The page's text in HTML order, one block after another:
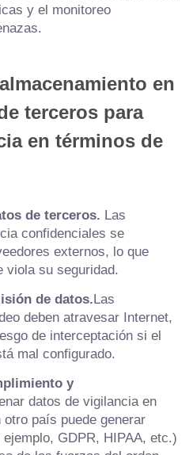
y el monitoreo
en
terceros para
en términos de
de terceros. Las
confidenciales se
externos, lo que
viola su seguridad.
de datos.Las
deben atravesar Internet,
de interceptación si el
mal configurado.
y
datos de vigilancia en
otro país puede generar
GDPR, HIPAA, etc.)